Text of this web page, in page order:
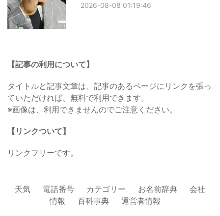
2026-08-08 01:19:46
【記事の利用について】
タイトルと記事文章は、記事のあるページにリンクを張っ
ていただければ、無料で利用できます。
※画像は、利用できませんのでご注意ください。
【リンクついて】
リンクフリーです。
天気 電話番号 カテゴリー お名前辞典
会社
情報
百科事典 運営者情報